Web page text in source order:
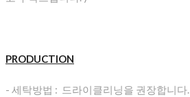
PRODUCTION
- 세탁방법 : 드라이클리닝을 권장합니다.